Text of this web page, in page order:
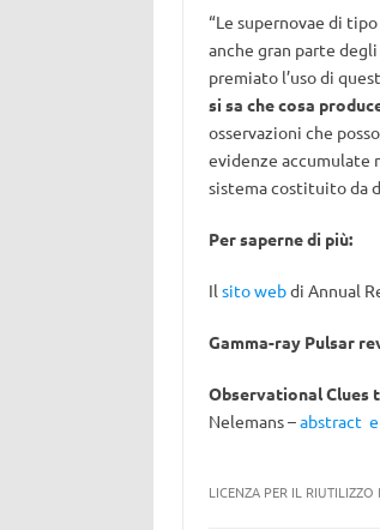
“Le supernovae di
anche gran parte
premiato l’uso di
si sa che cosa
osservazioni che
evidenze accumulate
sistema costituito da
Per saperne di più:
Il sito webdi Annual
Gamma-ray Pulsar
Observational Clues
Nelemans –abstract
LICENZA PER IL RIUTILIZZO